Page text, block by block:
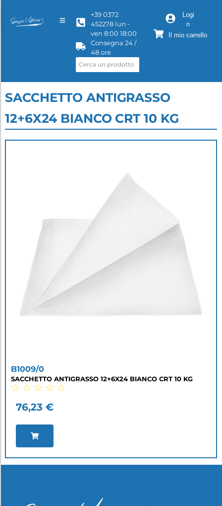
+39 0372
452278 lun -
ven 8:00 18:00
Consegna 24 /
48 ore
Logi
n
Il mio carrello
SACCHETTO ANTIGRASSO
12+6X24 BIANCO CRT 10 KG
B1009/0
SACCHETTO ANTIGRASSO 12+6X24 BIANCO CRT 10 KG
☆ ☆ ☆ ☆ ☆
76,23 €